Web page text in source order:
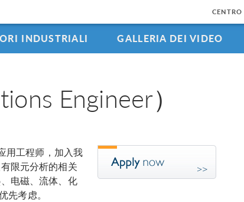
INDUSTRIALI GALLERIA DEI VIDEO
Engineer）
用工程师，加入我
限元分析的相关
电磁、流体、化
考虑。